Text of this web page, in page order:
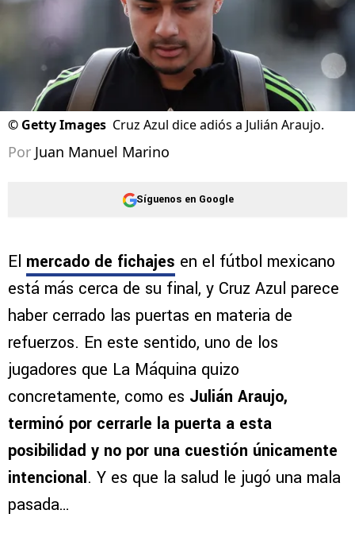
© Getty Images Cruz Azul dice adiós a Julián Araujo.
Por Juan Manuel Marino
Síguenos en Google
El mercado de fichajes en el fútbol mexicano
está más cerca de su final, y Cruz Azul parece
haber cerrado las puertas en materia de
refuerzos. En este sentido, uno de los
jugadores que La Máquina quizo
concretamente, como es Julián Araujo,
terminó por cerrarle la puerta a esta
posibilidad y no por una cuestión únicamente
intencional. Y es que la salud le jugó una mala
pasada…